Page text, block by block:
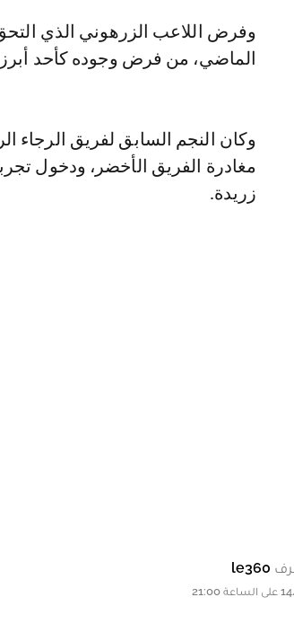
وفرض اللاعب الزرهوني الذي
الماضي، من فرض وجوده كأحد أبرز
وكان النجم السابق لفريق الرجاء
مغادرة الفريق الأخضر، ودخول
زريدة.
le360